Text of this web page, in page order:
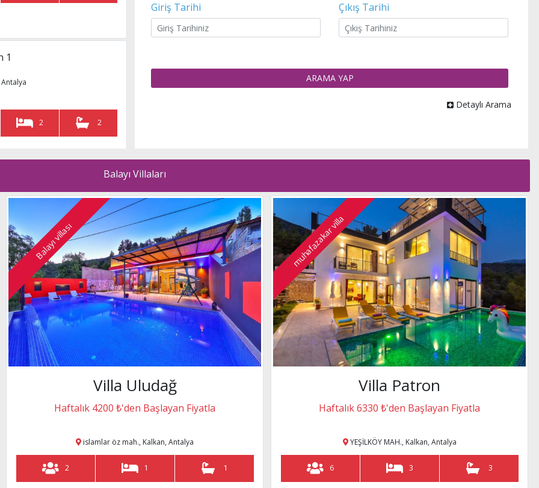
1 1
Antalya
2
Giriş Tarihi Çıkış Tarihi
ARAMA YAP
Detaylı Arama
Balayı Villaları
Balayı villası
Villa Uludağ
Haftalık 4200 ₺'den Başlayan Fiyatla
islamlar öz mah., Kalkan, Antalya
2 1 1
muhafazakar villa
Villa Patron
Haftalık 6330 ₺'den Başlayan Fiyatla
YEŞİLKÖY MAH., Kalkan, Antalya
6 3 3